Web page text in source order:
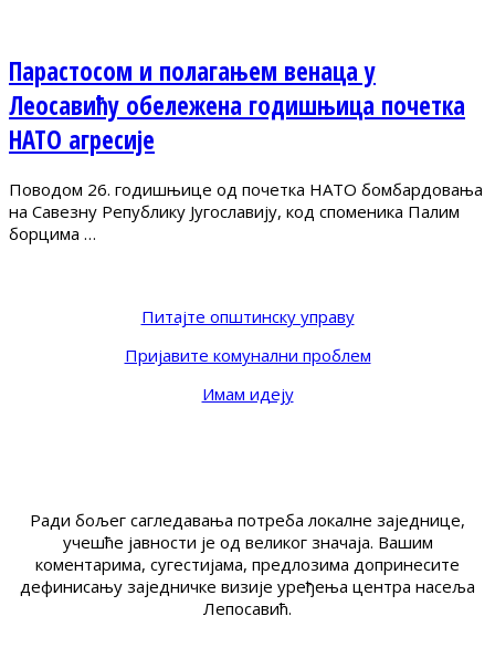
Парастосом и полагањем венаца у
Леосавићу обележена годишњица почетка
НАТО агресије
Поводом 26. годишњице од почетка НАТО бомбардовања
на Савезну Републику Југославију, код споменика Палим
борцима …
Питајте општинску управу
Пријавите комунални проблем
Имам идеју
Ради бољег сагледавања потреба локалне заједнице,
учешће јавности је од великог значаја. Вашим
коментарима, сугестијама, предлозима допринесите
дефинисању заједничке визије уређења центра насеља
Лепосавић.